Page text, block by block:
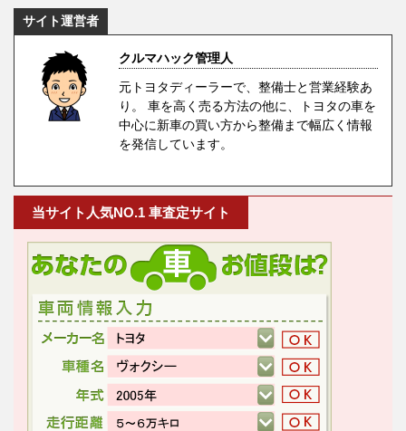
サイト運営者
クルマハック管理人
元トヨタディーラーで、整備士と営業経験あ
り。 車を高く売る方法の他に、トヨタの車を
中心に新車の買い方から整備まで幅広く情報
を発信しています。
当サイト人気NO.1 車査定サイト